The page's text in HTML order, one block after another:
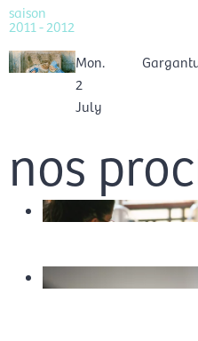
saison
2011 - 2012
Mon.
2
July
nos